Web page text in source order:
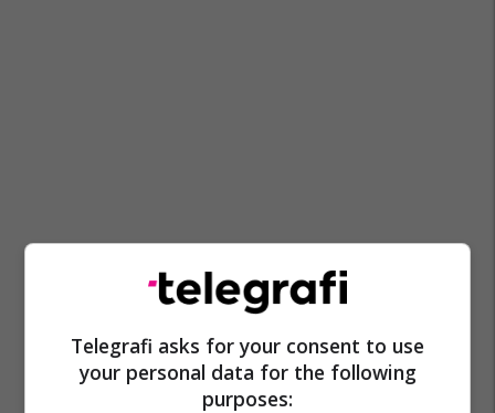
Telegrafi asks for your consent to use
your personal data for the following
purposes: